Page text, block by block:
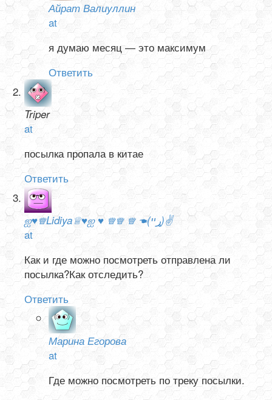
Айрат Валиуллин
at
я думаю месяц — это максимум
Ответить
Triper
at
посылка пропала в китае
Ответить
ஐ♥♕Lidiya♕♥ஐ ♥ ♕♕ ♕ ☚(ړײ)✌
at
Как и где можно посмотреть отправлена ли
посылка?Как отследить?
Ответить
Марина Егорова
at
Где можно посмотреть по треку посылки.